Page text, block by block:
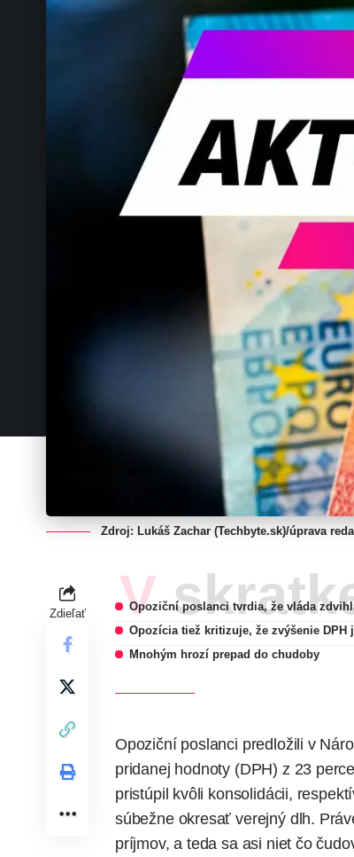
Zdroj: Lukáš Zachar (Techbyte.sk)/úprava
Zdieľať V
Opoziční poslanci tvrdia, že vláda
Opozícia tiež kritizuje, že zvýšenie
Mnohým hrozí prepad do chudoby
Opoziční poslanci predložili v
pridanej hodnoty (DPH) z 23
pristúpil kvôli konsolidácii,
súbežne okresať verejný dlh.
príjmov, a teda sa asi niet čo